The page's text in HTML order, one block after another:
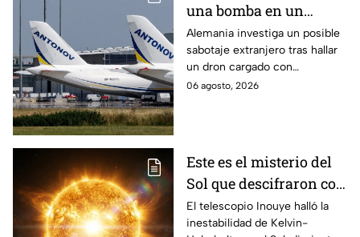
una bomba en un
aeropuerto de
Alemania: no explotó
por falla técnica
Alemania investiga un posible
sabotaje extranjero tras hallar
un dron cargado con
explosivos en el aeropuerto de
06 agosto, 2026
Este es el misterio del
Sol que descifraron con
un telescopio en
Hawái: explica las
El telescopio Inouye halló la
inestabilidad de Kelvin-